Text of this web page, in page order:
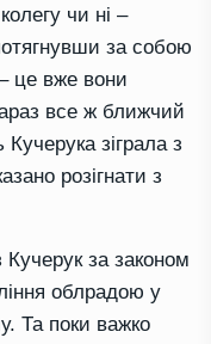
чи ні –
за собою
це вже вони
все ж ближчий
зіграла з
розігнати з
за законом
облрадою у
Та поки важко